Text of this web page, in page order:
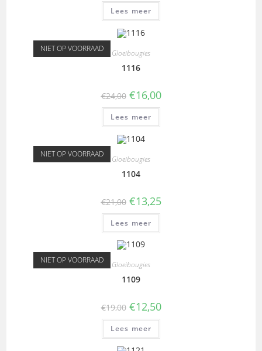
Lees meer
NIET OP VOORRAAD Gloeibougies
1116
€24,00 €16,00
Lees meer
NIET OP VOORRAAD Gloeibougies
1104
€21,00 €13,25
Lees meer
NIET OP VOORRAAD Gloeibougies
1109
€19,00 €12,50
Lees meer